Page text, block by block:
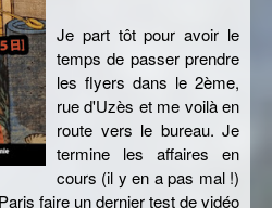
Je part tôt pour avoir le
temps de passer prendre
les flyers dans le 2ème,
rue d'Uzès et me voilà en
route vers le bureau. Je
termine les affaires en
cours (il y en a pas mal !)
faire un dernier test de vidéo